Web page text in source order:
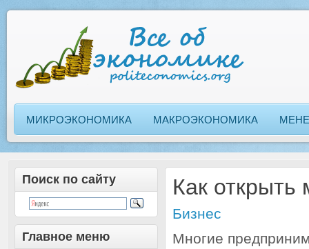
МИКРОЭКОНОМИКА МАКРОЭКОНОМИКА
Поиск по сайту
Главное меню
Как открыть
Бизнес
Многие